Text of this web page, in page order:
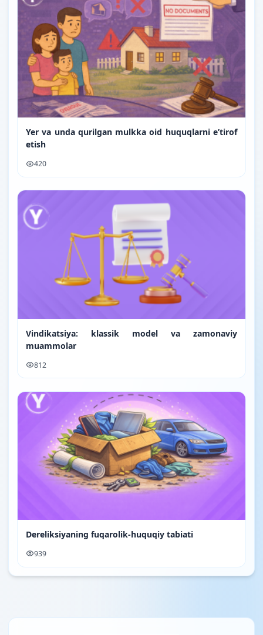
Yer va unda qurilgan mulkka oid huquqlarni e’tirof
etish
420
Vindikatsiya: klassik model va zamonaviy
muammolar
812
Dereliksiyaning fuqarolik-huquqiy tabiati
939